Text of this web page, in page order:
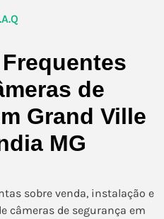
de
Grand Ville
MG
sobre venda, instalação e
câmeras de segurança em